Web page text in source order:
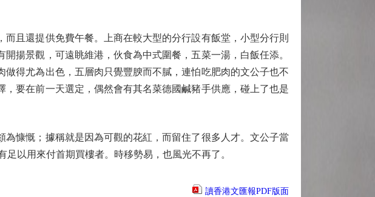
且還提供免費午餐。上商在較大型的分行設有飯堂，小型分行則
揚景觀，可遠眺維港，伙食為中式圍餐，五菜一湯，白飯任添。
得尤為出色，五層肉只覺豐腴而不膩，連怕吃肥肉的文公子也不
要在前一天選定，偶然會有其名菜德國鹹豬手供應，碰上了也是
慷慨；據稱就是因為可觀的花紅，而留住了很多人才。文公子當
以用來付首期買樓者。時移勢易，也風光不再了。
讀香港文匯報PDF版面